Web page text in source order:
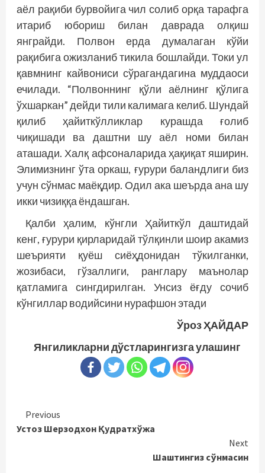
аёл рақиби бурвойига чил солиб орқа тарафга
итариб юбориш билан даврада олқиш
янграйди. Полвон ерда думалаган кўйи
рақибига ожизланиб тикила бошлайди. Токи ул
қавмнинг кайвониси сўрагандагина муддаоси
ечилади. “Полвоннинг қўли аёлнинг қўлига
ўхшаркан” дейди тили калимага келиб. Шундай
қилиб ҳайиткўлликлар курашда ғолиб
чиқишади ва даштни шу аёл номи билан
аташади. Халқ афсоналарида ҳақиқат яширин.
Элимизнинг ўта оркаш, ғурури баландлиги биз
учун сўнмас маёқдир. Одил ака шеърда ана шу
икки чизиққа ёндашган.
Қалби ҳалим, кўнгли Ҳайиткўл даштидай
кенг, ғурури қирларидай тўлқинли шоир акамиз
шеърияти қуёш сиёҳдонидан тўкилганки,
жозибаси, гўзаллиги, ранглару маънолар
қатламига сингдирилган. Унсиз ёғду сочиб
кўнгиллар водийсини нурафшон этади
Ўроз ҲАЙДАР
Янгиликларни дўстларингизга улашинг
Continue
Reading
Previous
Устоз Шерзодхон Қудратхўжа
Next
Шаштингиз сўнмасин